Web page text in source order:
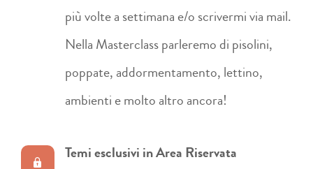
più volte a settimana e/o scrivermi via mail.
Nella Masterclass parleremo di pisolini,
poppate, addormentamento, lettino,
ambienti e molto altro ancora!
Temi esclusivi in Area Riservata